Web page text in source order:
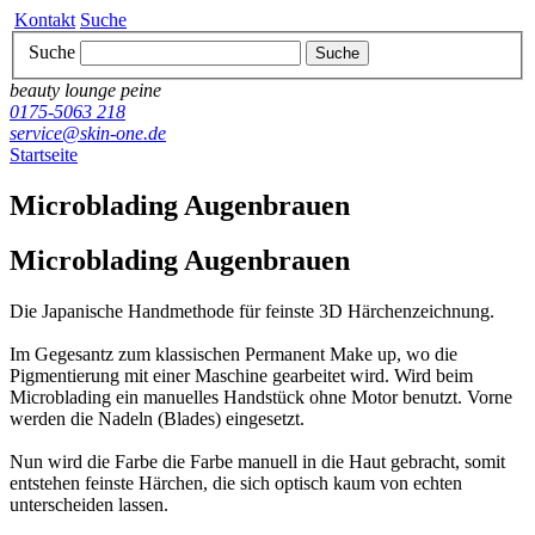
Kontakt Suche
Suche
Suche
beauty lounge peine
0175-5063 218
service@skin-one.de
Startseite
Microblading Augenbrauen
Microblading Augenbrauen
Die Japanische Handmethode für feinste 3D Härchenzeichnung.
Im Gegesantz zum klassischen Permanent Make up, wo die
Pigmentierung mit einer Maschine gearbeitet wird. Wird beim
Microblading ein manuelles Handstück ohne Motor benutzt. Vorne
werden die Nadeln (Blades) eingesetzt.
Nun wird die Farbe die Farbe manuell in die Haut gebracht, somit
entstehen feinste Härchen, die sich optisch kaum von echten
unterscheiden lassen.